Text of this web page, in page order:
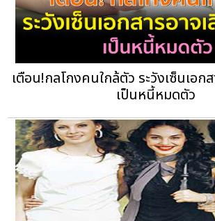
เตือน!กลโกงคนใกล้ตัว ระวังเซ็นเอก
เป็นหนี้หมดตัว